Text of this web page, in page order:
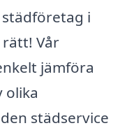
i
Vår
jämföra
olika
städservice